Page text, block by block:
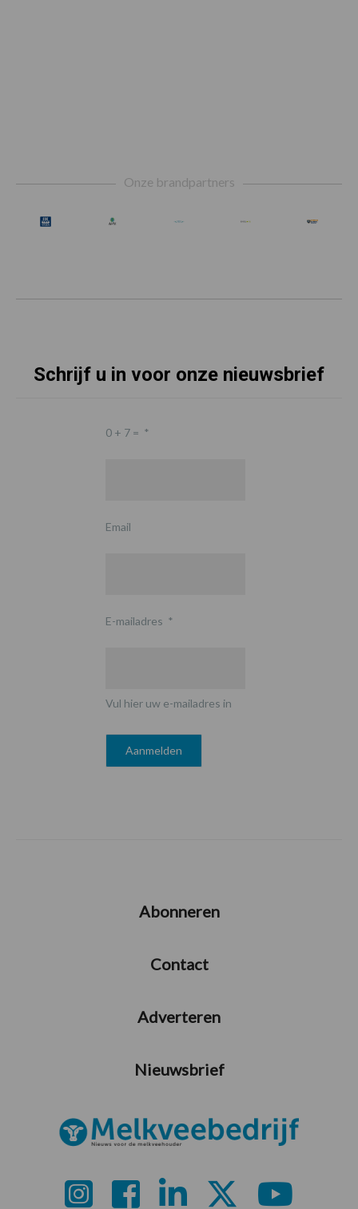
Onze brandpartners
Schrijf u in voor onze nieuwsbrief
0 + 7 = *
Email
E-mailadres *
Vul hier uw e-mailadres in
Abonneren
Contact
Adverteren
Nieuwsbrief